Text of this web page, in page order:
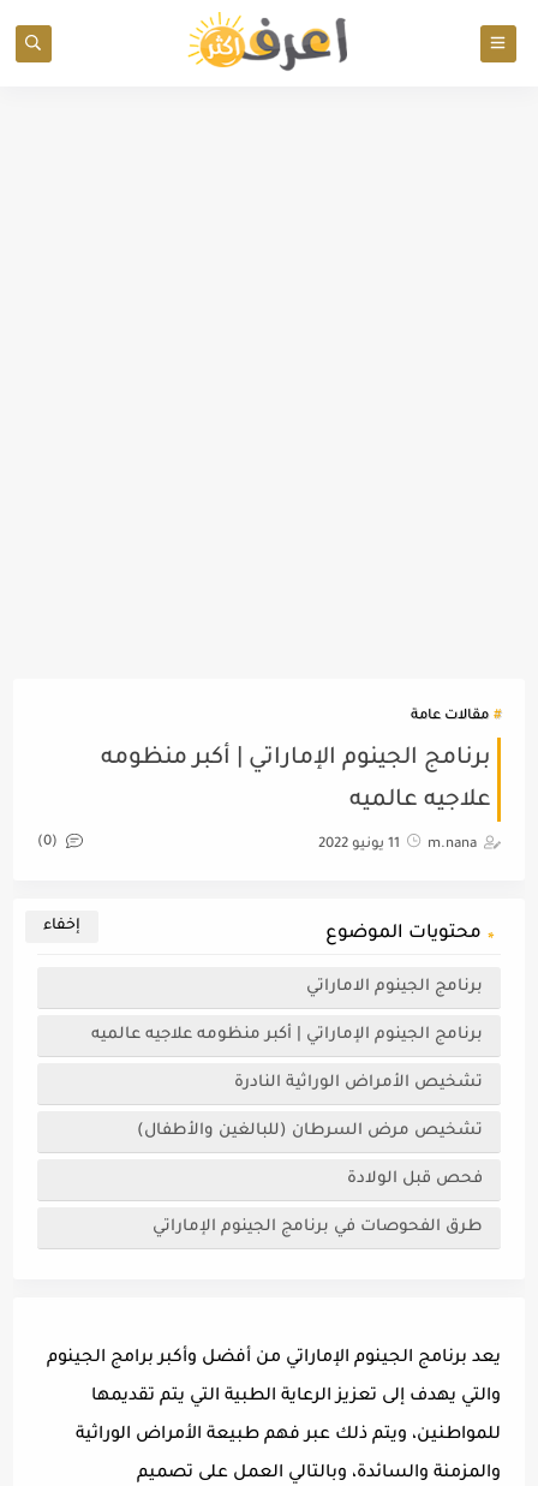
مقالات عامة
برنامج الجينوم الإماراتي | أكبر منظومه
علاجيه عالميه
m.nana 11 يونيو 2022 (0)
محتويات الموضوع
برنامج الجينوم الاماراتي
برنامج الجينوم الإماراتي | أكبر منظومه علاجيه عالميه
تشخيص الأمراض الوراثية النادرة
تشخيص مرض السرطان (للبالغين والأطفال)
فحص قبل الولادة
طرق الفحوصات في برنامج الجينوم الإماراتي
يعد برنامج الجينوم الإماراتي من أفضل وأكبر برامج الجينوم
والتي يهدف إلى تعزيز الرعاية الطبية التي يتم تقديمها
للمواطنين، ويتم ذلك عبر فهم طبيعة الأمراض الوراثية
والمزمنة والسائدة، وبالتالي العمل على تصميم